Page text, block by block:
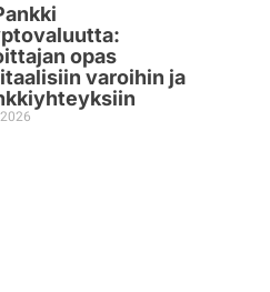
opas
varoihin ja